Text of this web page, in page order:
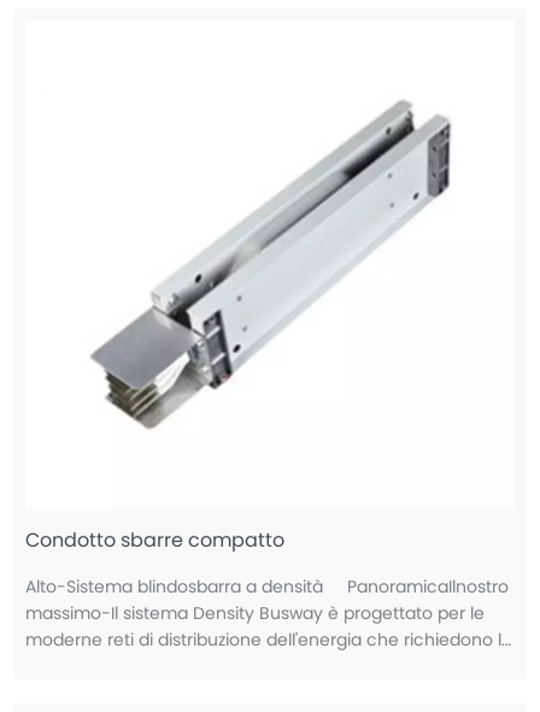
Condotto sbarre compatto
Alto-Sistema blindosbarra a densità PanoramicaIlnostro
massimo-Il sistema Density Busway è progettato per le
moderne reti di distribuzione dell'energia che richiedono la